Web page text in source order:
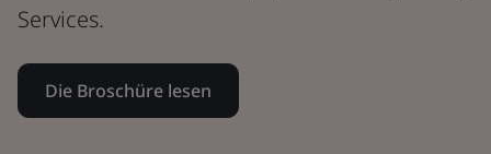
Services.
Die Broschüre lesen